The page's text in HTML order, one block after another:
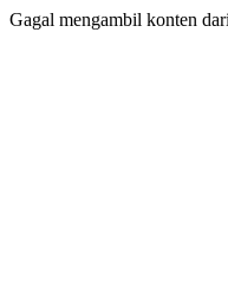
Gagal mengambil konten